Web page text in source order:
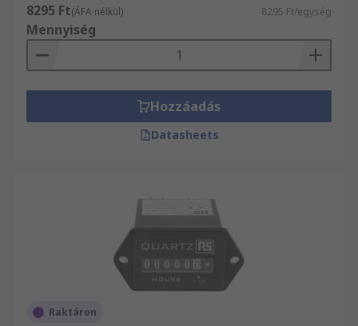
8295 Ft(ÁFA nélkül) 8295 Ft/egység
Mennyiség
Hozzáadás
Datasheets
Raktáron